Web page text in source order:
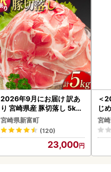
2026年9月にお届け 訳あ
り 宮崎県産 豚切落し 5kg
C325-2506-2609
宮崎県新富町
(120)
23,000
＜
じ
ロ
宮